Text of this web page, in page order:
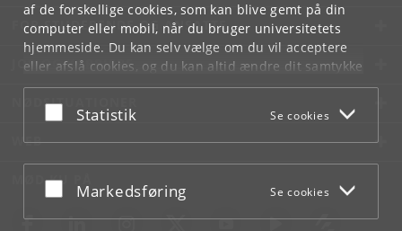
af de forskellige cookies, som kan blive gemt på din
computer eller mobil, når du bruger universitetets
hjemmeside. Du kan selv vælge om du vil acceptere
eller afslå cookies, og du kan altid ændre dit samtykke
underCookie- og privatlivspolitiksom du finder i
bunden af hver side.
Acceptér eller afslå
Statistik Se cookies
Acceptér eller afslå
Markedsføring Se cookies
FOR STUDERENDE OG ANSATTE
JOB OG KARRIERE
NØDSITUATIONER
WEB
MØD KU PÅ